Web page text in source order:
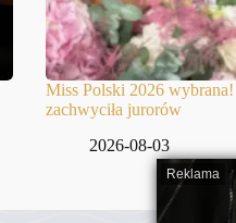
Miss Polski 2026
zachwyciła jurorów
2026-08-03